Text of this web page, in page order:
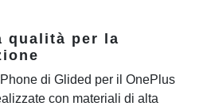
qualità per la
di Glided per il OnePlus
con materiali di alta